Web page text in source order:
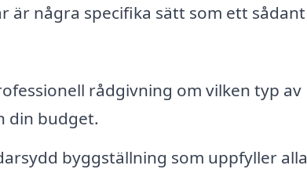
är några specifika sätt som ett sådant
rådgivning om vilken typ av
din budget.
byggställning som uppfyller alla